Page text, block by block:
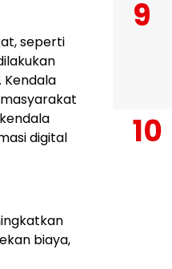
seperti
digital
biaya,